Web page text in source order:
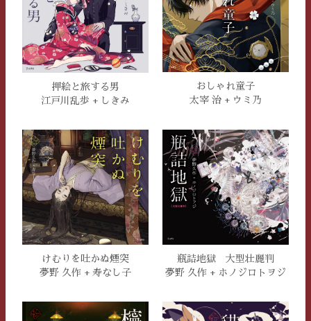
押絵と旅する男
江戸川乱歩 + しきみ
おしゃれ童子
太宰 治 + ウミ乃
けむりを吐かぬ煙突
夢野 久作 + 寿なし子
瓶詰地獄 大型壮麗判
夢野 久作 + ホノジロトヲジ